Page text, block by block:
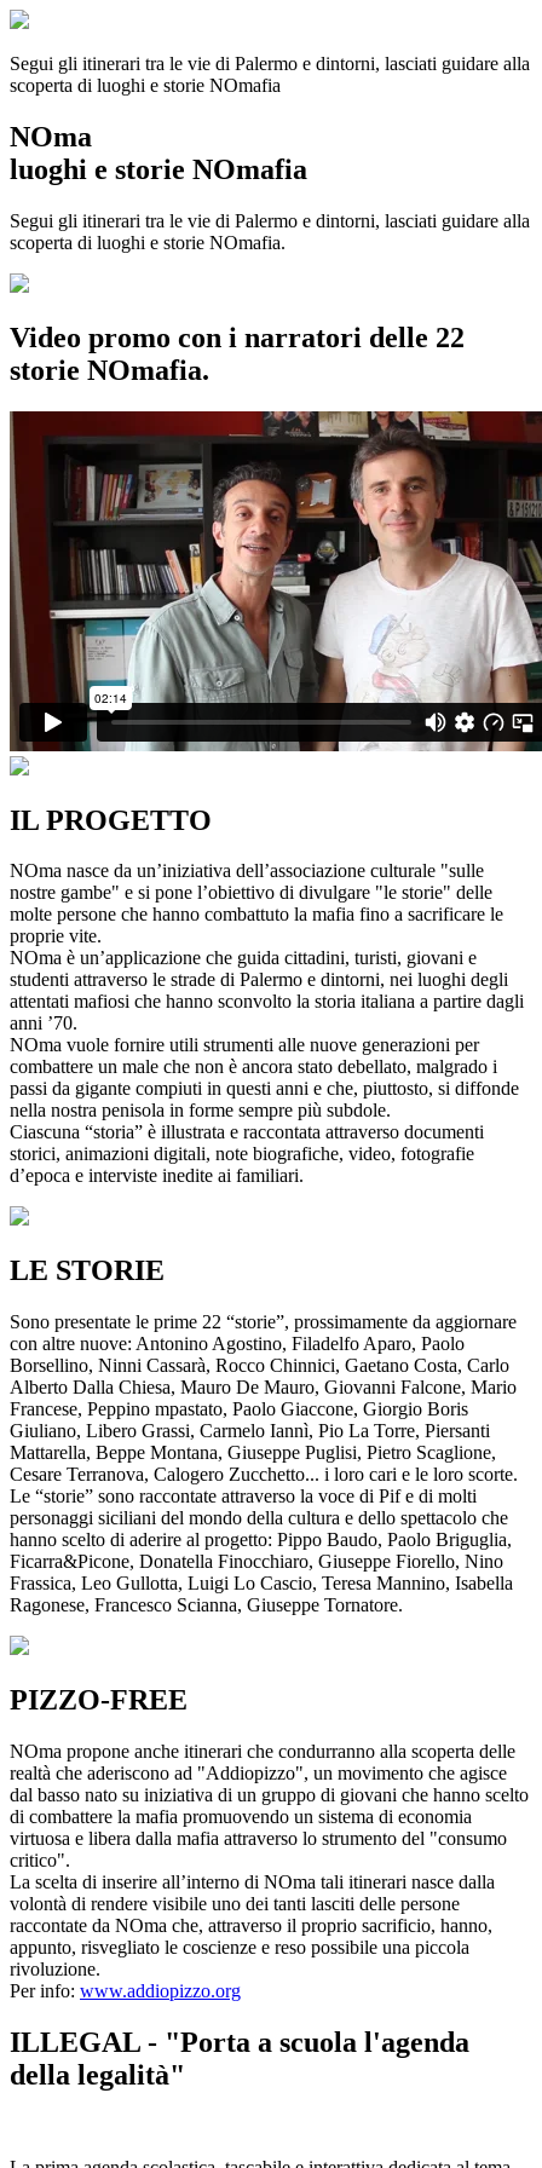
Segui gli itinerari tra le vie di Palermo e dintorni, lasciati guidare alla
scoperta di luoghi e storie NOmafia
NOma
luoghi e storie NOmafia
Segui gli itinerari tra le vie di Palermo e dintorni, lasciati guidare alla
scoperta di luoghi e storie NOmafia.
Video promo con i narratori delle 22
storie NOmafia.
IL PROGETTO
NOma nasce da un’iniziativa dell’associazione culturale "sulle
nostre gambe" e si pone l’obiettivo di divulgare "le storie" delle
molte persone che hanno combattuto la mafia fino a sacrificare le
proprie vite.
NOma è un’applicazione che guida cittadini, turisti, giovani e
studenti attraverso le strade di Palermo e dintorni, nei luoghi degli
attentati mafiosi che hanno sconvolto la storia italiana a partire dagli
anni ’70.
NOma vuole fornire utili strumenti alle nuove generazioni per
combattere un male che non è ancora stato debellato, malgrado i
passi da gigante compiuti in questi anni e che, piuttosto, si diffonde
nella nostra penisola in forme sempre più subdole.
Ciascuna “storia” è illustrata e raccontata attraverso documenti
storici, animazioni digitali, note biografiche, video, fotografie
d’epoca e interviste inedite ai familiari.
LE STORIE
Sono presentate le prime 22 “storie”, prossimamente da aggiornare
con altre nuove: Antonino Agostino, Filadelfo Aparo, Paolo
Borsellino, Ninni Cassarà, Rocco Chinnici, Gaetano Costa, Carlo
Alberto Dalla Chiesa, Mauro De Mauro, Giovanni Falcone, Mario
Francese, Peppino mpastato, Paolo Giaccone, Giorgio Boris
Giuliano, Libero Grassi, Carmelo Iannì, Pio La Torre, Piersanti
Mattarella, Beppe Montana, Giuseppe Puglisi, Pietro Scaglione,
Cesare Terranova, Calogero Zucchetto... i loro cari e le loro scorte.
Le “storie” sono raccontate attraverso la voce di Pif e di molti
personaggi siciliani del mondo della cultura e dello spettacolo che
hanno scelto di aderire al progetto: Pippo Baudo, Paolo Briguglia,
Ficarra&Picone, Donatella Finocchiaro, Giuseppe Fiorello, Nino
Frassica, Leo Gullotta, Luigi Lo Cascio, Teresa Mannino, Isabella
Ragonese, Francesco Scianna, Giuseppe Tornatore.
PIZZO-FREE
NOma propone anche itinerari che condurranno alla scoperta delle
realtà che aderiscono ad "Addiopizzo", un movimento che agisce
dal basso nato su iniziativa di un gruppo di giovani che hanno scelto
di combattere la mafia promuovendo un sistema di economia
virtuosa e libera dalla mafia attraverso lo strumento del "consumo
critico".
La scelta di inserire all’interno di NOma tali itinerari nasce dalla
volontà di rendere visibile uno dei tanti lasciti delle persone
raccontate da NOma che, attraverso il proprio sacrificio, hanno,
appunto, risvegliato le coscienze e reso possibile una piccola
rivoluzione.
Per info: www.addiopizzo.org
ILLEGAL - "Porta a scuola l'agenda
della legalità"